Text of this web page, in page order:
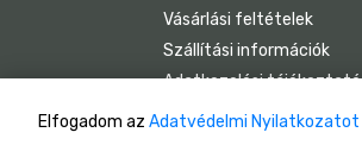
Vásárlási feltételek
Szállítási információk
Adatkezelési tájékoztató
Elfogadom az Adatvédelmi Nyilatkozatot